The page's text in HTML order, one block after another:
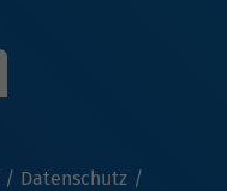
Datenschutz